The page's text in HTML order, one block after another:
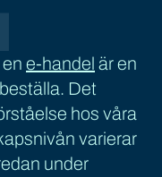
e-handel är en
Det
hos våra
varierar
under